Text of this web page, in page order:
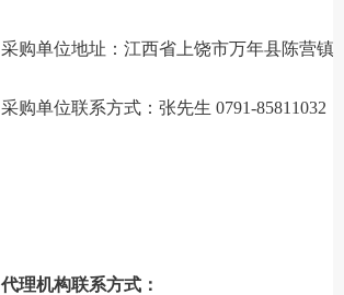
采购单位地址：江西省上饶市万年县陈营镇
采购单位联系方式：张先生 0791-85811032
代理机构联系方式：